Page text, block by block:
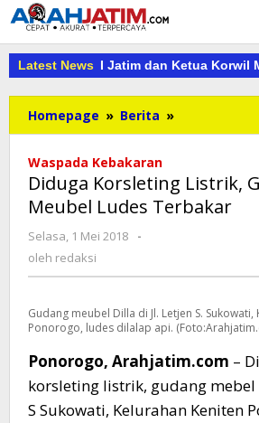
Lewati
ke
konten
Latest News
PKDI Jatim dan Ketua Korwil
Homepage » Berita »
Korsleting
Meubel
Ludes
Waspada Kebakaran
Diduga Korsleting Listrik,
Meubel Ludes Terbakar
Selasa, 1 Mei 2018
oleh
-
oleh redaksi
Gudang meubel Dilla di Jl. Letjen S. Sukowati,
Ponorogo, ludes dilalap api.
Ponorogo, Arahjatim.com –
korsleting listrik, gudang mebel
S Sukowati, Kelurahan Keniten